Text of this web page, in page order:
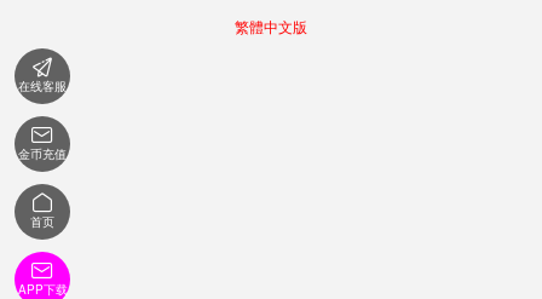
繁體中文版

在线客服

金币充值

首页

APP下载